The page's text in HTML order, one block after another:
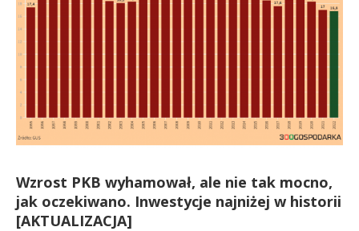
Wzrost PKB wyhamował, ale nie tak mocno,
jak oczekiwano. Inwestycje najniżej w historii
[AKTUALIZACJA]